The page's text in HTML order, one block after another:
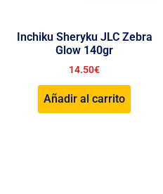
Inchiku Sheryku JLC Zebra
Glow 140gr
14.50€
Añadir al carrito